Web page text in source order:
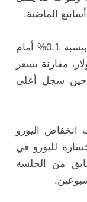
الماضية.
سجّل اليورو يوم الجمعة تراجعًا طفيفًا بنسبة 0.1% أمام
الأميركي، ليبلغ سعره 1.1734 دولار، مقارنة بسعر
دولار، في حين سجل أعلى
اليورو
خسارة لليورو في
من الجلسة